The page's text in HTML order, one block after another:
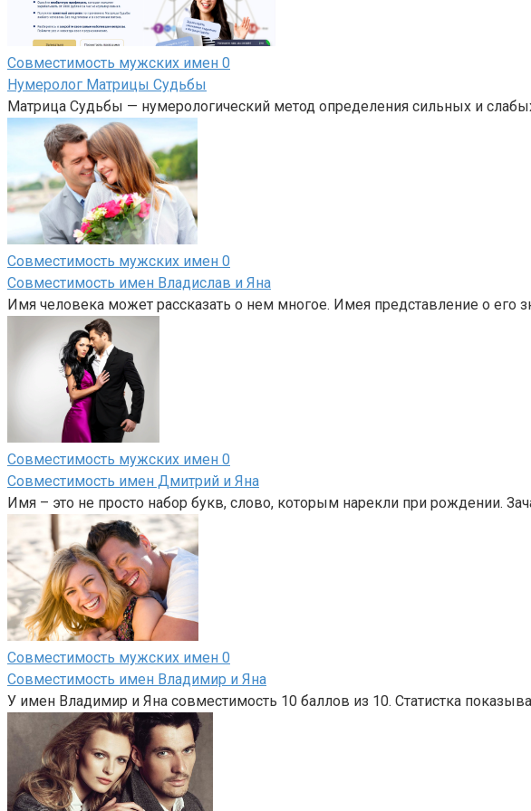
Совместимость мужских имен 0
Нумеролог Матрицы Судьбы
Матрица Судьбы — нумерологический метод определения сильных и
Совместимость мужских имен 0
Совместимость имен Владислав и Яна
Имя человека может рассказать о нем многое. Имея представление о его
Совместимость мужских имен 0
Совместимость имен Дмитрий и Яна
Имя – это не просто набор букв, слово, которым нарекли при рождении.
Совместимость мужских имен 0
Совместимость имен Владимир и Яна
У имен Владимир и Яна совместимость 10 баллов из 10. Статистка